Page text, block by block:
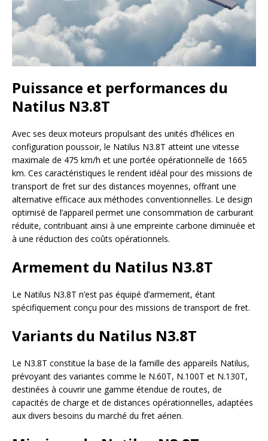
Puissance et performances du
Natilus N3.8T
Avec ses deux moteurs propulsant des unités d’hélices en
configuration poussoir, le Natilus N3.8T atteint une vitesse
maximale de 475 km/h et une portée opérationnelle de 1665
km. Ces caractéristiques le rendent idéal pour des missions de
transport de fret sur des distances moyennes, offrant une
alternative efficace aux méthodes conventionnelles. Le design
optimisé de l’appareil permet une consommation de carburant
réduite, contribuant ainsi à une empreinte carbone diminuée et
à une réduction des coûts opérationnels.
Armement du Natilus N3.8T
Le Natilus N3.8T n’est pas équipé d’armement, étant
spécifiquement conçu pour des missions de transport de fret.
Variants du Natilus N3.8T
Le N3.8T constitue la base de la famille des appareils Natilus,
prévoyant des variantes comme le N.60T, N.100T et N.130T,
destinées à couvrir une gamme étendue de routes, de
capacités de charge et de distances opérationnelles, adaptées
aux divers besoins du marché du fret aérien.